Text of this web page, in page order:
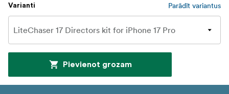
Varianti Parādīt variantus
Pievienot grozam